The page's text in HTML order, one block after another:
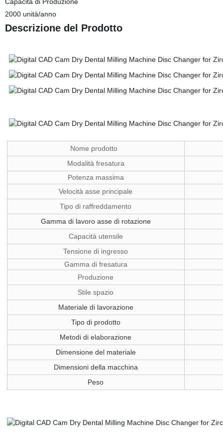
2000 unità/anno
Descrizione del Prodotto
Nome prodotto
Modalità fresatura
Potenza massima
Velocità asse principale
Tipo di raffreddamento
Gamma di lavoro asse di rotazione
Capacità utensile
Tensione di ingresso
Gamma di fresatura
Produzione
Stile spazio
Materiale di lavorazione
Tipo di prodotto
Metodi di elaborazione
Dimensione del materiale
Dimensioni della macchina
Peso